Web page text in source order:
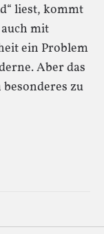
liest, kommt
mit
ein Problem
Aber das
zu